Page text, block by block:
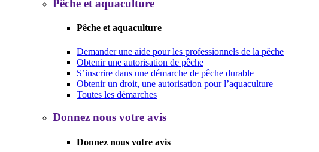
Pêche et aquaculture
Pêche et aquaculture
Demander une aide pour les professionnels de la pêche
Obtenir une autorisation de pêche
S’inscrire dans une démarche de pêche durable
Obtenir un droit, une autorisation pour l’aquaculture
Toutes les démarches
Donnez nous votre avis
Donnez nous votre avis